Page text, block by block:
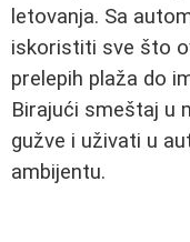
letovanja. Sa
iskoristiti sve što
prelepih plaža do
Birajući smeštaj u
gužve i uživati u
ambijentu.